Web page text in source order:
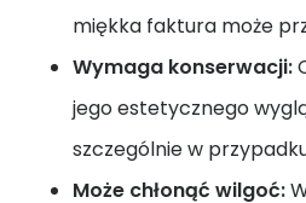
miękka faktura może
Wymaga konserwacji:
jego estetycznego
szczególnie w
Może chłonąć wilgoć: